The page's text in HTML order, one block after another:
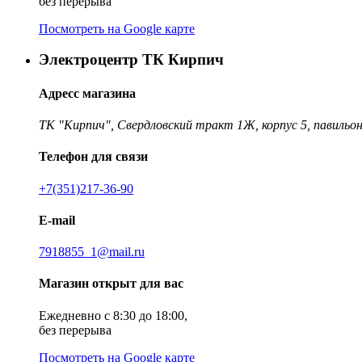
Посмотреть на Google карте
Электроцентр ТК Кирпич
Адресс магазина
ТК "Кирпич", Свердловский тракт 1Ж, корпус 5,
Телефон для связи
+7(351)217-36-90
E-mail
7918855_1@mail.ru
Магазин открыт для вас
Ежедневно с 8:30 до 18:00,
без перерыва
Посмотреть на Google карте